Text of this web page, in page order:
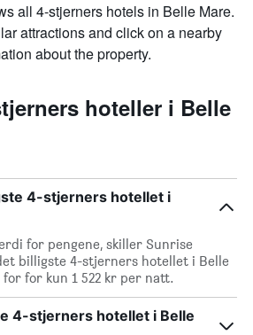
all 4-stjerners hotels in Belle Mare.
attractions and click on a nearby
about the property.
hoteller i Belle
4-stjerners hotellet i
for pengene, skiller Sunrise
billigste 4-stjerners hotellet i Belle
for kun 1 522 kr per natt.
4-stjerners hotellet i Belle